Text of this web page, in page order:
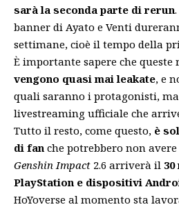
sarà la seconda parte di rerun
banner di Ayato e Venti
settimane, cioè il tempo della
È importante sapere che queste
vengono quasi mai leakate, e
quali saranno i protagonisti,
livestreaming ufficiale che
Tutto il resto, come questo, è
di fan che potrebbero non
Genshin Impact 2.6 arriverà il 30
PlayStation e dispositivi
HoYoverse al momento sta